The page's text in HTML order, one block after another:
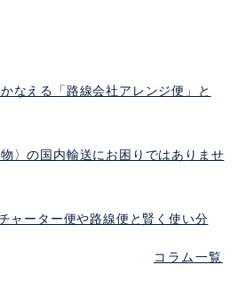
なえる「路線会社アレンジ便」と
〉の国内輸送にお困りではありませ
ャーター便や路線便と賢く使い分
コラム一覧